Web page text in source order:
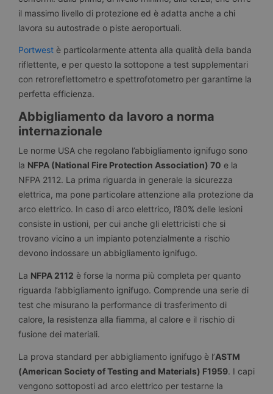
il massimo livello di protezione ed è adatta anche a chi
lavora su autostrade o piste aeroportuali.
Portwest è particolarmente attenta alla qualità della banda
riflettente, e per questo la sottopone a test supplementari
con retroreflettometro e spettrofotometro per garantirne la
perfetta efficienza.
Abbigliamento da lavoro a norma
internazionale
Le norme USA che regolano l’abbigliamento ignifugo sono
la NFPA (National Fire Protection Association) 70 e la
NFPA 2112. La prima riguarda in generale la sicurezza
elettrica, ma pone particolare attenzione alla protezione da
arco elettrico. In caso di arco elettrico, l’80% delle lesioni
consiste in ustioni, per cui anche gli elettricisti che si
trovano vicino a un impianto potenzialmente a rischio
devono indossare un abbigliamento ignifugo.
La NFPA 2112 è forse la norma più completa per quanto
riguarda l’abbigliamento ignifugo. Comprende una serie di
test che misurano la performance di trasferimento di
calore, la resistenza alla fiamma, al calore e il rischio di
fusione dei materiali.
La prova standard per abbigliamento ignifugo è l’ASTM
(American Society of Testing and Materials) F1959. I capi
vengono sottoposti ad arco elettrico per testarne la